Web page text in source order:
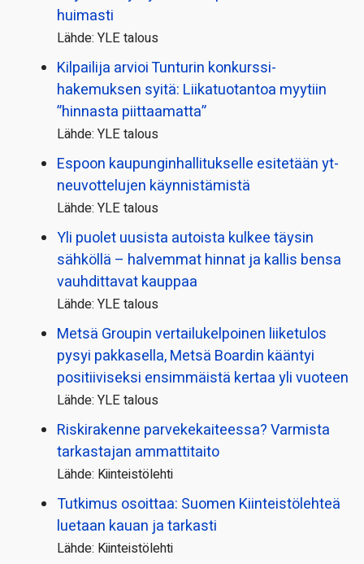
huimasti
Lähde: YLE talous
Kilpailija arvioi Tunturin konkurssi­
hakemuksen syitä: Liikatuotantoa myytiin
”hinnasta piittaamatta”
Lähde: YLE talous
Espoon kaupungin­hallitukselle esitetään yt-
neuvottelujen käynnistämistä
Lähde: YLE talous
Yli puolet uusista autoista kulkee täysin
sähköllä – halvemmat hinnat ja kallis bensa
vauhdittavat kauppaa
Lähde: YLE talous
Metsä Groupin vertailu­kelpoinen liiketulos
pysyi pakkasella, Metsä Boardin kääntyi
positiiviseksi ensimmäistä kertaa yli vuoteen
Lähde: YLE talous
Riskirakenne parvekekaiteessa? Varmista
tarkastajan ammattitaito
Lähde: Kiinteistölehti
Tutkimus osoittaa: Suomen Kiinteistölehteä
luetaan kauan ja tarkasti
Lähde: Kiinteistölehti